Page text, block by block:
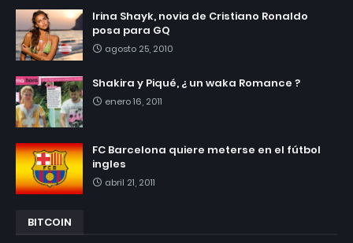
Irina Shayk, novia de Cristiano Ronaldo
posa para GQ
agosto 25, 2010
Shakira y Piqué, ¿ un waka Romance ?
enero 16, 2011
FC Barcelona quiere meterse en el fútbol
ingles
abril 21, 2011
BITCOIN